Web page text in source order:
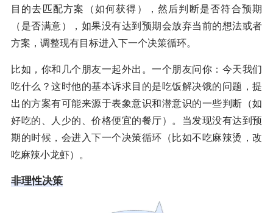
目的去匹配方案（如何获得），然后判断是否符合预期
（是否满意），如果没有达到预期会放弃当前的想法或者
方案，调整现有目标进入下一个决策循环。
比如，你和几个朋友一起外出。一个朋友问你：今天我们
吃什么？这时他的基本诉求目的是吃饭解决饿的问题，提
出的方案有可能来源于表象意识和潜意识的一些判断（如
好吃的、人少的、价格便宜的餐厅）。当发现没有达到预
期的时候，会进入下一个决策循环（比如不吃麻辣烫，改
吃麻辣小龙虾）。
非理性决策